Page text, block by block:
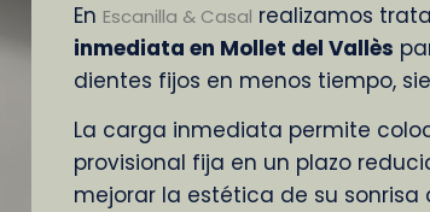
En Escanilla & Casal realizamos
inmediata en Mollet del Vallès
dientes fijos en menos tiempo,
La carga inmediata permite
provisional fija en un plazo
mejorar la estética de su